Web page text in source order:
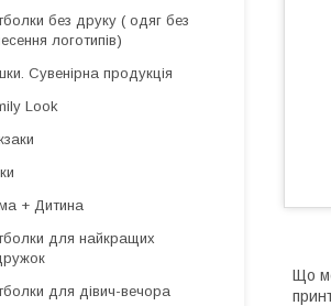
Що
без друку ( одяг без
логотипів)
Сувенірна продукція
Look
+ Дитина
для найкращих
для дівич-вечора